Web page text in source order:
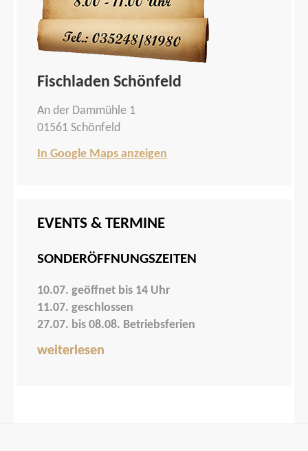
Fischladen Schönfeld
An der Dammühle 1
01561 Schönfeld
In Google Maps anzeigen
EVENTS & TERMINE
SONDERÖFFNUNGSZEITEN
10.07. geöffnet bis 14 Uhr
11.07. geschlossen
27.07. bis 08.08. Betriebsferien
weiterlesen